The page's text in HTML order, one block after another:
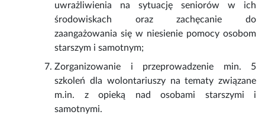
uwrażliwienia na sytuację seniorów w ich
środowiskach oraz zachęcanie do
zaangażowania się w niesienie pomocy osobom
starszym i samotnym;
Zorganizowanie i przeprowadzenie min. 5
szkoleń dla wolontariuszy na tematy związane
m.in. z opieką nad osobami starszymi i
samotnymi.